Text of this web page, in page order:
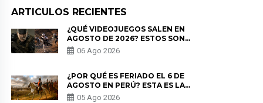
ARTICULOS RECIENTES
¿QUÉ VIDEOJUEGOS SALEN EN
AGOSTO DE 2026? ESTOS SON
LOS ESTRENOS MÁS ESPERADOS
06 Ago 2026
¿POR QUÉ ES FERIADO EL 6 DE
AGOSTO EN PERÚ? ESTA ES LA
HISTORIA
05 Ago 2026